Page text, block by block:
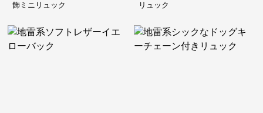
飾ミニリュック
リュック